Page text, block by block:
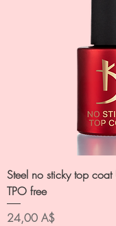
Steel no sticky top
TPO free
Цена
24,00 A$